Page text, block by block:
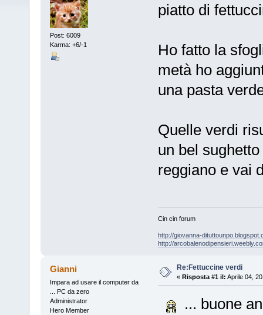
Post: 6009
Karma: +6/-1
piatto di
Ho fatto la
metà ho
una pasta
Quelle verdi
un bel
reggiano e vai
Cin cin forum
http://giovanna-
http://
Gianni
Impara ad usare il computer da
... PC da zero
Administrator
Hero Member
Re:Fettuccine verdi
« Risposta #1 il: Aprile 04,
... buone